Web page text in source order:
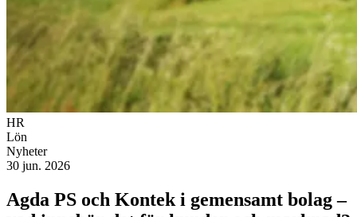
HR
Lön
Nyheter
30 jun. 2026
Agda PS och Kontek i gemensamt bolag –